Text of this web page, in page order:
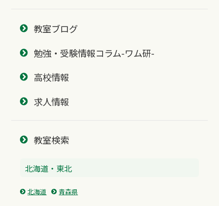
教室ブログ
勉強・受験情報コラム-ワム研-
高校情報
求人情報
教室検索
北海道・東北
北海道 青森県